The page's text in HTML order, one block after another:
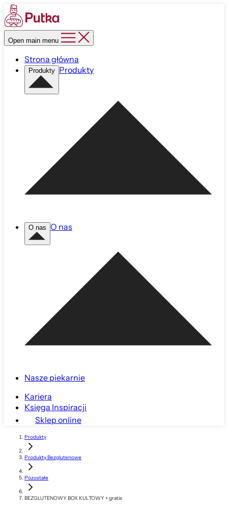
Open main menu
Strona główna
Produkty Produkty
O nas O nas
Nasze piekarnie
Kariera
Księga Inspiracji
Sklep online
Produkty
Produkty Bezglutenowe
Pozostałe
BEZGLUTENOWY BOX KULTOWY + gratis